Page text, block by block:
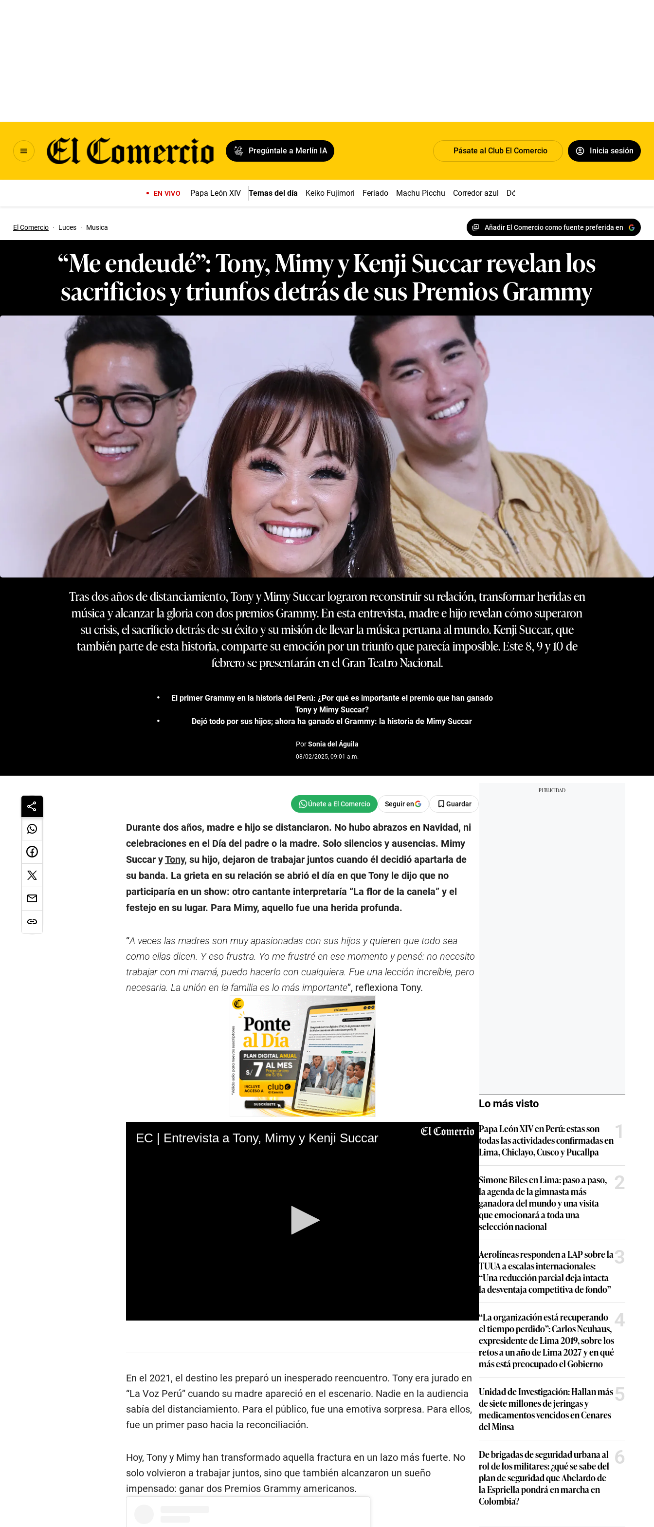
Pregúntale a Merlín IA Pásate al Club El Comercio Inicia sesión
EN VIVO Papa León XIV Temas del día Keiko Fujimori Feriado Machu Picchu Corredor azul Dólar
El Comercio · Luces · Musica Añadir El Comercio como fuente preferida en
“Me endeudé”: Tony, Mimy y Kenji Succar revelan los
sacrificios y triunfos detrás de sus Premios Grammy
Tras dos años de distanciamiento, Tony y Mimy Succar lograron reconstruir su relación, transformar heridas en
música y alcanzar la gloria con dos premios Grammy. En esta entrevista, madre e hijo revelan cómo superaron
su crisis, el sacrificio detrás de su éxito y su misión de llevar la música peruana al mundo. Kenji Succar, que
también parte de esta historia, comparte su emoción por un triunfo que parecía imposible. Este 8, 9 y 10 de
febrero se presentarán en el Gran Teatro Nacional.
El primer Grammy en la historia del Perú: ¿Por qué es importante el premio que han ganado
Tony y Mimy Succar?
Dejó todo por sus hijos; ahora ha ganado el Grammy: la historia de Mimy Succar
PorSonia del Águila
08/02/2025, 09:01 a.m.
Seguir en Guardar
Durante dos años, madre e hijo se distanciaron. No hubo abrazos en Navidad, ni
celebraciones en el Día del padre o la madre. Solo silencios y ausencias. Mimy
Succar yTony, su hijo, dejaron de trabajar juntos cuando él decidió apartarla de
su banda. La grieta en su relación se abrió el día en que Tony le dijo que no
participaría en un show: otro cantante interpretaría “La flor de la canela” y el
festejo en su lugar. Para Mimy, aquello fue una herida profunda.
“A veces las madres son muy apasionadas con sus hijos y quieren que todo sea
como ellas dicen. Y eso frustra. Yo me frustré en ese momento y pensé: no necesito
trabajar con mi mamá, puedo hacerlo con cualquiera. Fue una lección increíble, pero
necesaria. La unión en la familia es lo más importante”, reflexiona Tony.
EC | Entrevista a Tony, Mimy y Kenji Succar
o
s
f
m
n
s
4
s
e
En el 2021, el destino les preparó un inesperado reencuentro. Tony era jurado en
“La Voz Perú” cuando su madre apareció en el escenario. Nadie en la audiencia
sabía del distanciamiento. Para el público, fue una emotiva sorpresa. Para ellos,
fue un primer paso hacia la reconciliación.
Hoy, Tony y Mimy han transformado aquella fractura en un lazo más fuerte. No
solo volvieron a trabajar juntos, sino que también alcanzaron un sueño
impensado: ganar dos Premios Grammy americanos.
Lo más visto
Papa León XIV en Perú: estas son
todas las actividades confirmadas en
Lima, Chiclayo, Cusco y Pucallpa
1
Simone Biles en Lima: paso a paso,
la agenda de la gimnasta más
ganadora del mundo y una visita
que emocionará a toda una
selección nacional
2
Aerolíneas responden a LAP sobre la
TUUA a escalas internacionales:
“Una reducción parcial deja intacta
la desventaja competitiva de fondo”
3
“La organización está recuperando
el tiempo perdido”: Carlos Neuhaus,
expresidente de Lima 2019, sobre los
retos a un año de Lima 2027 y en qué
más está preocupado el Gobierno
4
Unidad de Investigación: Hallan más
de siete millones de jeringas y
medicamentos vencidos en Cenares
del Minsa
5
De brigadas de seguridad urbana al
rol de los militares: ¿qué se sabe del
plan de seguridad que Abelardo de
la Espriella pondrá en marcha en
Colombia?
6